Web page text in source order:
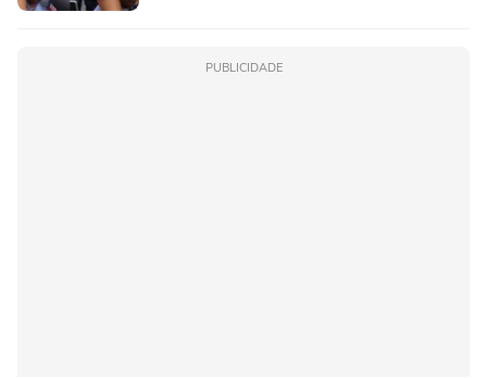
PUBLICIDADE